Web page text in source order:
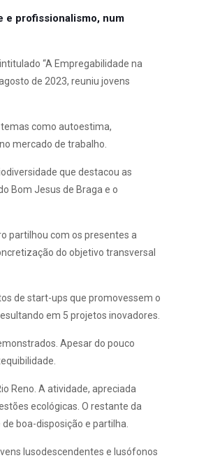
e profissionalismo, num
“A Empregabilidade na
de 2023, reuniu jovens
como autoestima,
mercado de trabalho.
que destacou as
Bom Jesus de Braga e o
partilhou com os presentes a
do objetivo transversal
de start-ups que promovessem o
em 5 projetos inovadores.
Apesar do pouco
Reno. A atividade, apreciada
ecológicas. O restante da
boa-disposição e partilha.
lusodescendentes e lusófonos